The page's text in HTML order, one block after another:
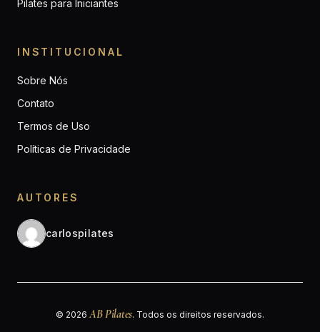
Pilates para Iniciantes
INSTITUCIONAL
Sobre Nós
Contato
Termos de Uso
Políticas de Privacidade
AUTORES
carlospilates
© 2026AB Pilates. Todos os direitos reservados.